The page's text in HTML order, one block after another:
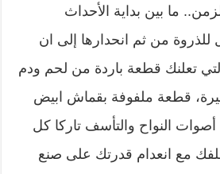
ما بين بداية الأحداث
من ثم انحدارها إلى ان
التي تعلنك قطعة باردة من لحم ودم
قطعة ملفوفة بقماش ابيض
النواح والتأسف تاركا كل
مع انعدام قدرتك على صنع